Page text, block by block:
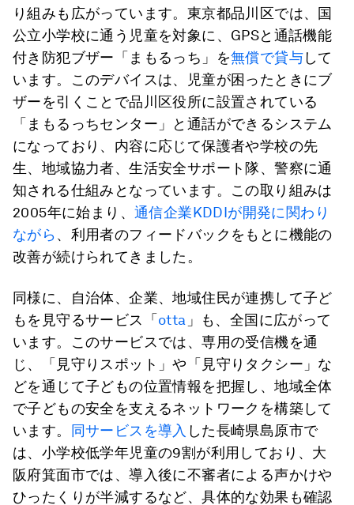
り組みも広がっています。東京都品川区では、国
公立小学校に通う児童を対象に、GPSと通話機能
付き防犯ブザー「まもるっち」を無償で貸与して
います。このデバイスは、児童が困ったときにブ
ザーを引くことで品川区役所に設置されている
「まもるっちセンター」と通話ができるシステム
になっており、内容に応じて保護者や学校の先
生、地域協力者、生活安全サポート隊、警察に通
知される仕組みとなっています。この取り組みは
2005年に始まり、 通信企業KDDIが開発に関わり
ながら、利用者のフィードバックをもとに機能の
改善が続けられてきました。
同様に、自治体、企業、地域住民が連携して子ど
もを見守るサービス「 otta 」も、全国に広がって
います。このサービスでは、専用の受信機を通
じ、「見守りスポット」や「見守りタクシー」な
どを通じて子どもの位置情報を把握し、地域全体
で子どもの安全を支えるネットワークを構築して
います。
同サービスを導入 した長崎県島原市で
は、小学校低学年児童の9割が利用しており、大
阪府箕面市では、導入後に不審者による声かけや
ひったくりが半減するなど、具体的な効果も確認